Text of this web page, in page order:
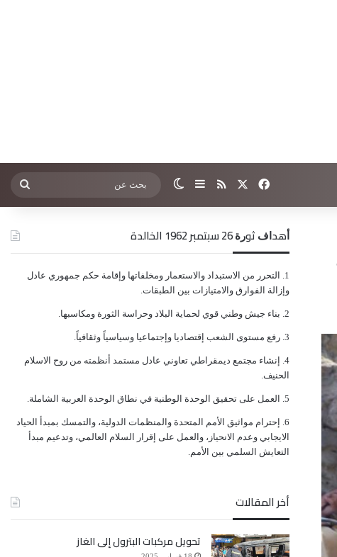
فيسبوك ملخص الموقع RSS
إضافة عمود جانبي
الوضع المظلم بحث
عن
ﺃﻫﺪﺍﻑ ﺛﻮﺭﺓ 26 ﺳﺒﺘﻤﺒﺮ 1962 الخالدة
ﺍﻟﺘﺤﺮﺭ ﻣﻦ ﺍﻻﺳﺘﺒﺪﺍﺩ ﻭﺍﻻﺳﺘﻌﻤﺎﺭ ﻭﻣﺨﻠﻔﺎﺗﻬﺎ ﻭﺇﻗﺎﻣﺔ ﺣﻜﻢ ﺟﻤﻬﻮﺭﻱ ﻋﺎﺩﻝ
ﻭﺇﺯﺍﻟﺔ ﺍﻟﻔﻮﺍﺭﻕ ﻭﺍﻻﻣﺘﻴﺎﺯﺍﺕ ﺑﻴﻦ ﺍﻟﻄﺒﻘﺎﺕ.
ﺑﻨﺎﺀ ﺟﻴﺶ ﻭﻃﻨﻲ ﻗﻮﻱ ﻟﺤﻤﺎﻳﺔ ﺍﻟﺒﻼﺩ ﻭﺣﺮﺍﺳﺔ ﺍﻟﺜﻮﺭﺓ ﻭﻣﻜﺎﺳﺒﻬﺎ.
ﺭﻓﻊ ﻣﺴﺘﻮﻯ ﺍﻟﺸﻌﺐ ﺇﻗﺘﺼﺎﺩﻳﺎ ﻭﺇﺟﺘﻤﺎﻋﻴﺎ ﻭﺳﻴﺎﺳﻴﺎً ﻭﺛﻘﺎﻓﻴﺎً.
ﺇﻧﺸﺎﺀ ﻣﺠﺘﻤﻊ ﺩﻳﻤﻘﺮﺍﻃﻲ ﺗﻌﺎﻭﻧﻲ ﻋﺎﺩﻝ ﻣﺴﺘﻤﺪ ﺃﻧﻈﻤﺘﻪ ﻣﻦ ﺭﻭﺡ ﺍﻻﺳﻼﻡ
ﺍﻟﺤﻨﻴﻒ.
ﺍﻟﻌﻤﻞ ﻋﻠﻰ ﺗﺤﻘﻴﻖ ﺍﻟﻮﺣﺪﺓ ﺍﻟﻮﻃﻨﻴﺔ ﻓﻲ ﻧﻄﺎﻕ ﺍﻟﻮﺣﺪﺓ ﺍﻟﻌﺮﺑﻴﺔ ﺍﻟﺸﺎﻣﻠﺔ.
ﺇﺣﺘﺮﺍﻡ ﻣﻮﺍﺛﻴﻖ الأﻣﻢ ﺍﻟﻤﺘﺤﺪﺓ ﻭﺍﻟﻤﻨﻈﻤﺎﺕ ﺍﻟﺪﻭﻟﻴﺔ، ﻭﺍﻟﺘﻤﺴﻚ ﺑﻤﺒﺪﺃ ﺍﻟﺤﻴﺎﺩ
ﺍﻻﻳﺠﺎﺑﻲ ﻭﻋﺪﻡ ﺍﻻﻧﺤﻴﺎﺯ، ﻭﺍﻟﻌﻤﻞ ﻋﻠﻰ ﺇﻗﺮﺍﺭ ﺍﻟﺴﻼﻡ ﺍﻟﻌﺎﻟﻤﻲ، ﻭﺗﺪﻋﻴﻢ ﻣﺒﺪﺃ
ﺍﻟﺘﻌﺎﻳﺶ ﺍﻟﺴﻠﻤﻲ ﺑﻴﻦ ﺍﻷﻣﻢ.
أخر المقالات
تحويل مركبات البترول إلى الغاز